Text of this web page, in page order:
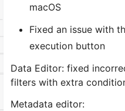
macOS
Fixed an issue with
execution button
Data Editor: fixed
filters with extra
Metadata editor: